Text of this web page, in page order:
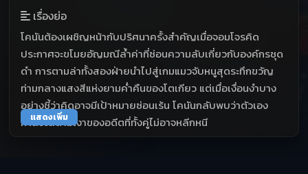
เรื่องย่อ
โคนันต้องเผชิญหน้ากับปริศนาครั้งสำคัญเมื่อจอมโจรคิด
ประกาศจะขโมยอัญมณีล้ำค่าที่ซ่อนความลับเกี่ยวกับองค์กรชุด
ดำ การตามล่าทั้งสองฝ่ายนำไปสู่เกมแมวจับหนูสุดระทึกขวัญ
ท่ามกลางแสงสีแห่งยามค่ำคืนของโตเกียว แต่เมื่อเงื่อนงำบาง
อย่างชี้ว่าคิดอาจมีเป้าหมายซ่อนเร้น โคนันกลับพบว่าตัวเอง
กำลังไล่ตามเงาของอดีตที่ทั้งคู่ไม่อาจหลีกหนี
แสดงเพิ่ม